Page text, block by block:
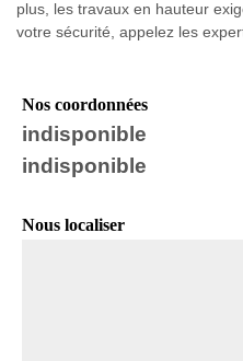
plus, les travaux en hauteur
votre sécurité, appelez les
Nos coordonnées
indisponible
indisponible
Nous localiser